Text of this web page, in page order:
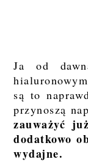
Ja od
są to
przynoszą
zauważyć
dodatkowo
wydajne.